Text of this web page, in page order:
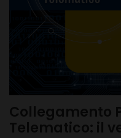
Collegamento
Telematico: il